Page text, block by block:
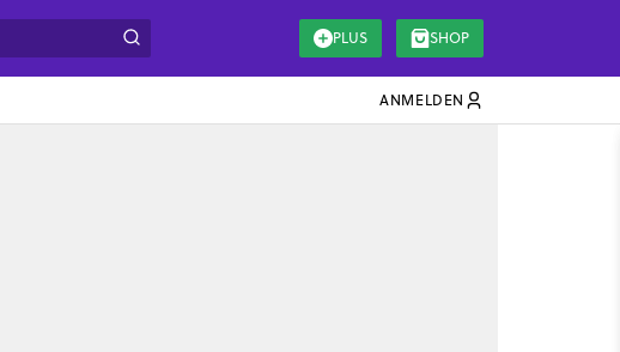
PLUS SHOP
ANMELDEN